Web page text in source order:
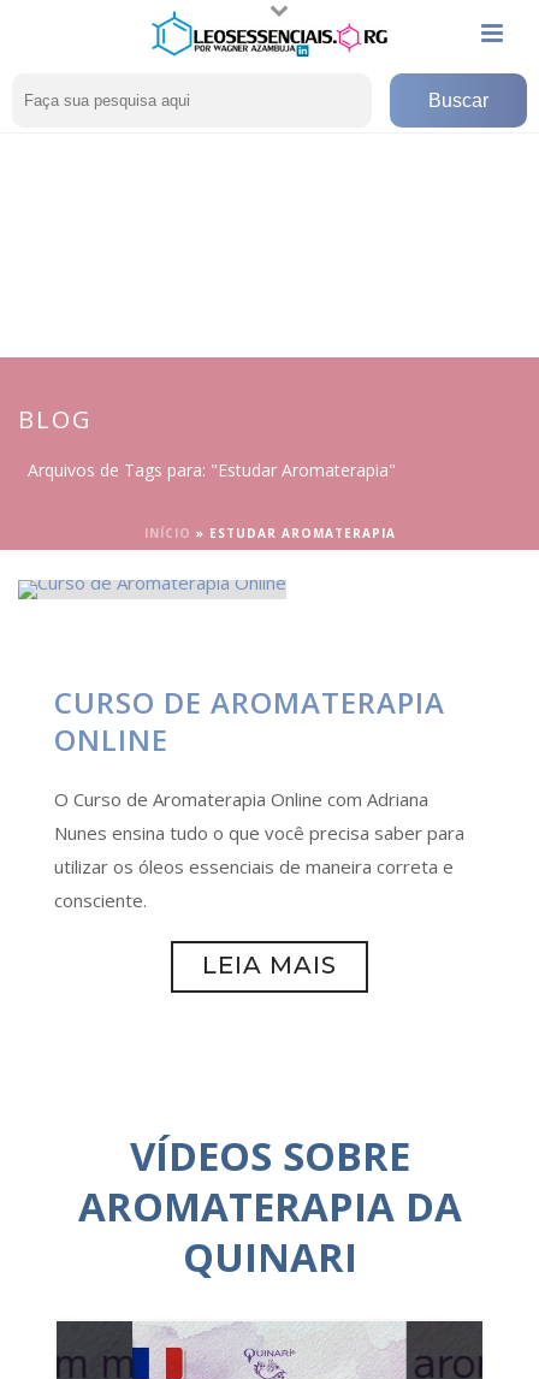
BLOG
Arquivos de Tags para: "Estudar Aromaterapia"
INÍCIO » ESTUDAR AROMATERAPIA
CURSO DE AROMATERAPIA
ONLINE
O Curso de Aromaterapia Online com Adriana
Nunes ensina tudo o que você precisa saber para
utilizar os óleos essenciais de maneira correta e
consciente.
LEIA MAIS
VÍDEOS SOBRE
AROMATERAPIA DA
QUINARI